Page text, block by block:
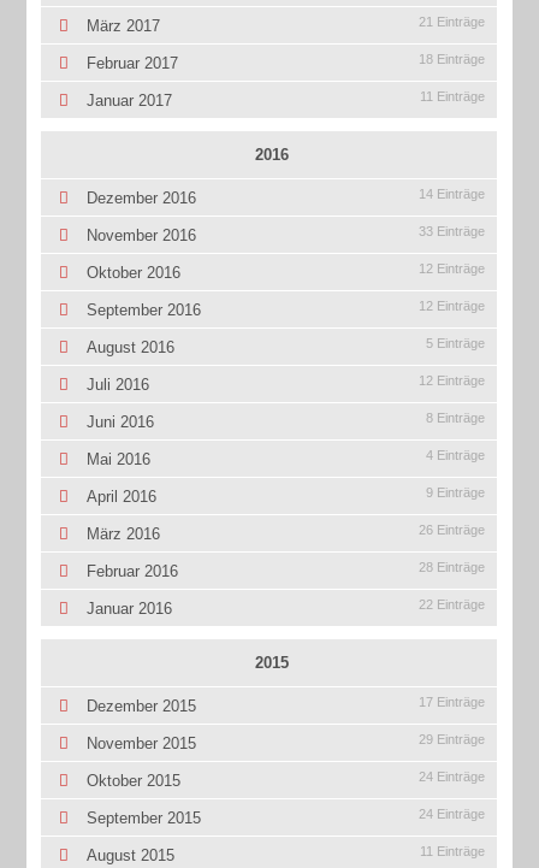
März 2017 21 Einträge
Februar 2017 18 Einträge
Januar 2017 11 Einträge
2016
Dezember 2016 14 Einträge
November 2016 33 Einträge
Oktober 2016 12 Einträge
September 2016 12 Einträge
August 2016 5 Einträge
Juli 2016 12 Einträge
Juni 2016 8 Einträge
Mai 2016 4 Einträge
April 2016 9 Einträge
März 2016 26 Einträge
Februar 2016 28 Einträge
Januar 2016 22 Einträge
2015
Dezember 2015 17 Einträge
November 2015 29 Einträge
Oktober 2015 24 Einträge
September 2015 24 Einträge
August 2015 11 Einträge